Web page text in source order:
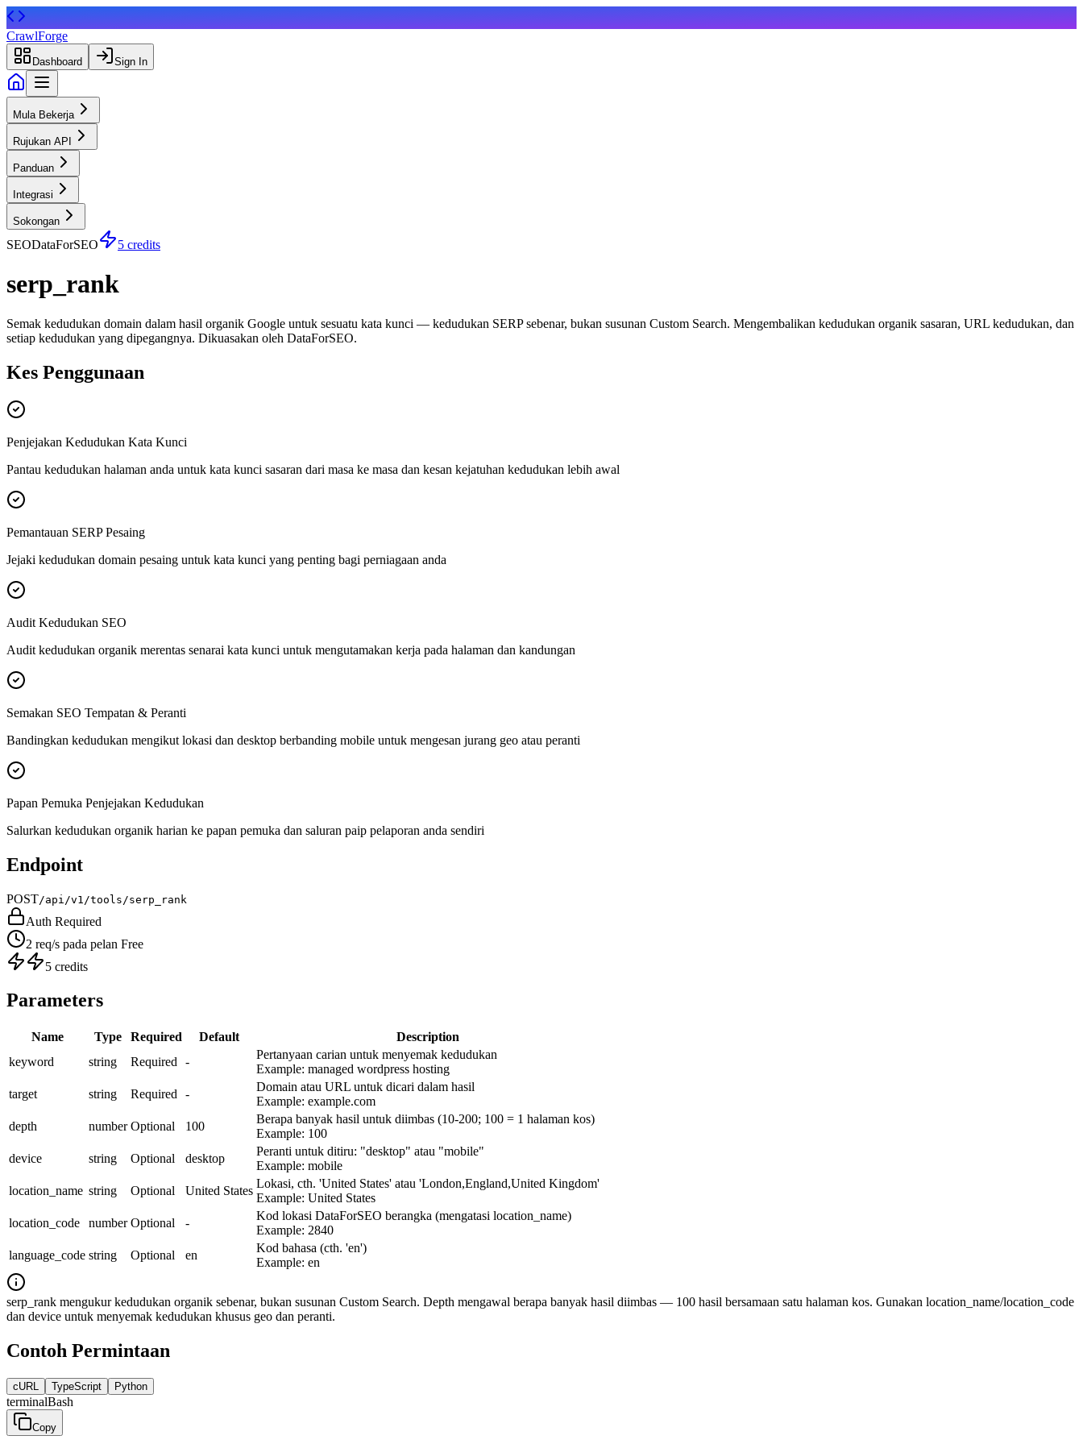
CrawlForge
Dashboard Sign In
Mula Bekerja
Rujukan API
Panduan
Integrasi
Sokongan
SEODataForSEO 5 credits
serp_rank
Semak kedudukan domain dalam hasil organik Google untuk sesuatu kata kunci — kedudukan SERP sebenar, bukan susunan Custom Search. Mengembalikan kedudukan organik sasaran, URL kedudukan, dan
setiap kedudukan yang dipegangnya. Dikuasakan oleh DataForSEO.
Kes Penggunaan
Penjejakan Kedudukan Kata Kunci
Pantau kedudukan halaman anda untuk kata kunci sasaran dari masa ke masa dan kesan kejatuhan kedudukan lebih awal
Pemantauan SERP Pesaing
Jejaki kedudukan domain pesaing untuk kata kunci yang penting bagi perniagaan anda
Audit Kedudukan SEO
Audit kedudukan organik merentas senarai kata kunci untuk mengutamakan kerja pada halaman dan kandungan
Semakan SEO Tempatan & Peranti
Bandingkan kedudukan mengikut lokasi dan desktop berbanding mobile untuk mengesan jurang geo atau peranti
Papan Pemuka Penjejakan Kedudukan
Salurkan kedudukan organik harian ke papan pemuka dan saluran paip pelaporan anda sendiri
Endpoint
POST/api/v1/tools/serp_rank
Auth Required
2 req/s pada pelan Free
5 credits
Parameters
Name Type Required Default
Description
keyword
string Required -
Pertanyaan carian untuk menyemak kedudukan
Example: managed wordpress hosting
target
string Required -
Domain atau URL untuk dicari dalam hasil
Example: example.com
depth
number Optional 100
Berapa banyak hasil untuk diimbas (10-200; 100 = 1 halaman kos)
Example: 100
device
string Optional desktop
Peranti untuk ditiru: "desktop" atau "mobile"
Example: mobile
location_name string Optional United States
Lokasi, cth. 'United States' atau 'London,England,United Kingdom'
Example: United States
location_code
number Optional -
Kod lokasi DataForSEO berangka (mengatasi location_name)
Example: 2840
language_code string Optional en
Kod bahasa (cth. 'en')
Example: en
serp_rank mengukur kedudukan organik sebenar, bukan susunan Custom Search. Depth mengawal berapa banyak hasil diimbas — 100 hasil bersamaan satu halaman kos. Gunakan location_name/location_code
dan device untuk menyemak kedudukan khusus geo dan peranti.
Contoh Permintaan
cURL TypeScript Python
terminalBash
Copy